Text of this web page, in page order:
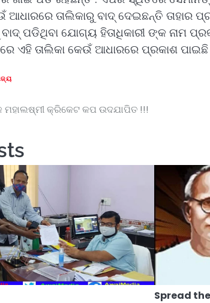
ତାଲିକାରୁ ବାଦ୍ ଦେଇଛନ୍ତି ତାହାର
ପଡିଥିବା ଯୋଗ୍ୟ ହିତାଧିକାରୀ ଙ୍କ ନାମ
ଏହି ତାଲିକା କେଉଁ ଆଧାରରେ ପ୍ରକାଶ ପାଇଛି
ମହାଲଷ୍ମୀ କ୍ରିକେଟ କପ ଉଦଯାପିତ !!!
Spread